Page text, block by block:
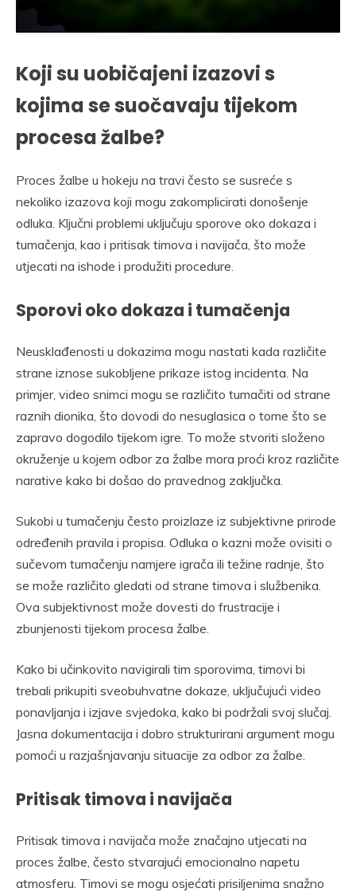
Koji su uobičajeni izazovi s
kojima se suočavaju tijekom
procesa žalbe?
Proces žalbe u hokeju na travi često se susreće s
nekoliko izazova koji mogu zakomplicirati donošenje
odluka. Ključni problemi uključuju sporove oko dokaza i
tumačenja, kao i pritisak timova i navijača, što može
utjecati na ishode i produžiti procedure.
Sporovi oko dokaza i tumačenja
Neusklađenosti u dokazima mogu nastati kada različite
strane iznose sukobljene prikaze istog incidenta. Na
primjer, video snimci mogu se različito tumačiti od strane
raznih dionika, što dovodi do nesuglasica o tome što se
zapravo dogodilo tijekom igre. To može stvoriti složeno
okruženje u kojem odbor za žalbe mora proći kroz različite
narative kako bi došao do pravednog zaključka.
Sukobi u tumačenju često proizlaze iz subjektivne prirode
određenih pravila i propisa. Odluka o kazni može ovisiti o
sučevom tumačenju namjere igrača ili težine radnje, što
se može različito gledati od strane timova i službenika.
Ova subjektivnost može dovesti do frustracije i
zbunjenosti tijekom procesa žalbe.
Kako bi učinkovito navigirali tim sporovima, timovi bi
trebali prikupiti sveobuhvatne dokaze, uključujući video
ponavljanja i izjave svjedoka, kako bi podržali svoj slučaj.
Jasna dokumentacija i dobro strukturirani argument mogu
pomoći u razjašnjavanju situacije za odbor za žalbe.
Pritisak timova i navijača
Pritisak timova i navijača može značajno utjecati na
proces žalbe, često stvarajući emocionalno napetu
atmosferu. Timovi se mogu osjećati prisiljenima snažno